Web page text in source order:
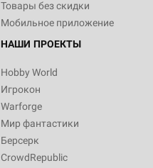
Товары без скидки
Мобильное приложение
НАШИ ПРОЕКТЫ
Hobby World
Игрокон
Warforge
Мир фантастики
Берсерк
CrowdRepublic